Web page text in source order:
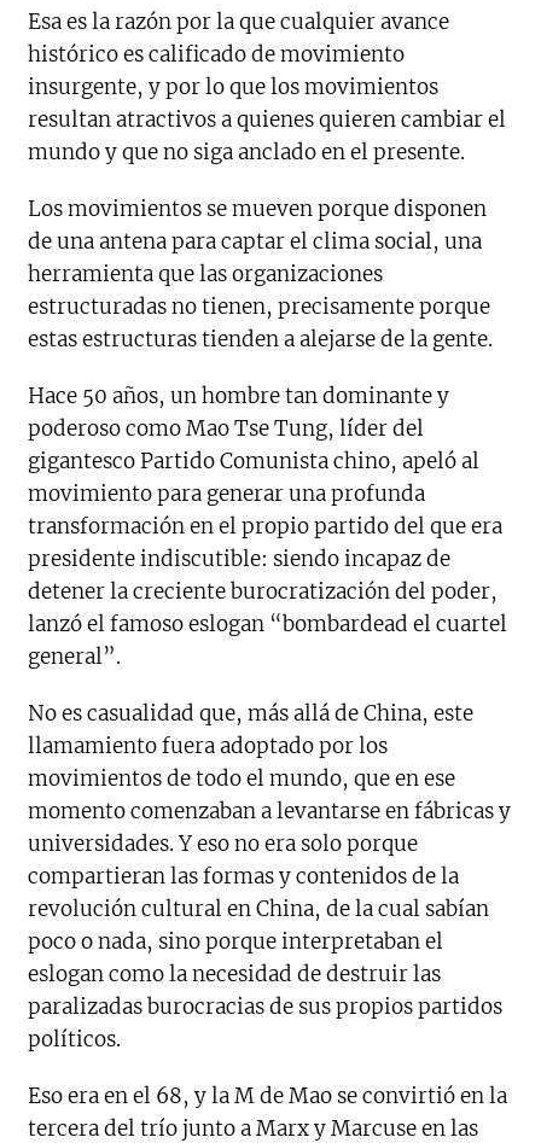
Esa es la razón por la que cualquier avance
histórico es calificado de movimiento
insurgente, y por lo que los movimientos
resultan atractivos a quienes quieren cambiar el
mundo y que no siga anclado en el presente.
Los movimientos se mueven porque disponen
de una antena para captar el clima social, una
herramienta que las organizaciones
estructuradas no tienen, precisamente porque
estas estructuras tienden a alejarse de la gente.
Hace 50 años, un hombre tan dominante y
poderoso como Mao Tse Tung, líder del
gigantesco Partido Comunista chino, apeló al
movimiento para generar una profunda
transformación en el propio partido del que era
presidente indiscutible: siendo incapaz de
detener la creciente burocratización del poder,
lanzó el famoso eslogan “bombardead el cuartel
general”.
No es casualidad que, más allá de China, este
llamamiento fuera adoptado por los
movimientos de todo el mundo, que en ese
momento comenzaban a levantarse en fábricas y
universidades. Y eso no era solo porque
compartieran las formas y contenidos de la
revolución cultural en China, de la cual sabían
poco o nada, sino porque interpretaban el
eslogan como la necesidad de destruir las
paralizadas burocracias de sus propios partidos
políticos.
Eso era en el 68, y la M de Mao se convirtió en la
tercera del trío junto a Marx y Marcuse en las